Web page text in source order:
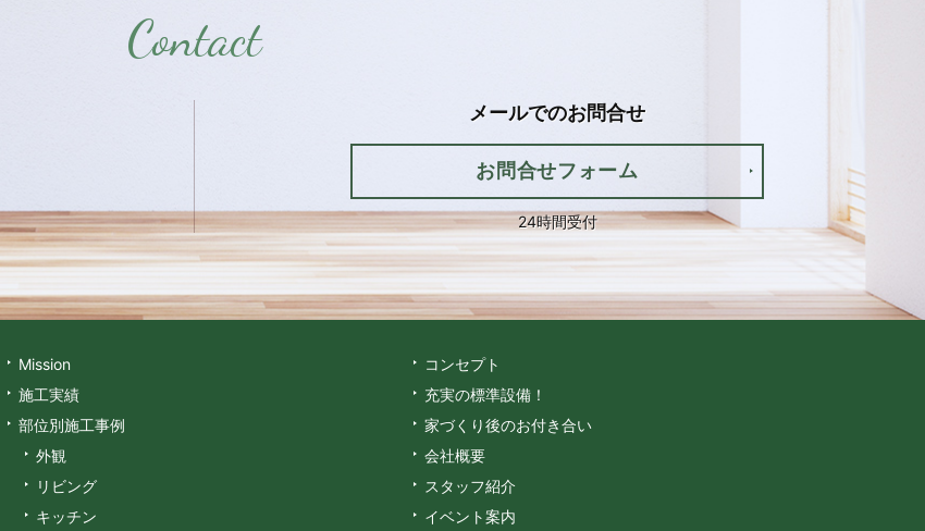
Contact
メールでのお問合せ
お問合せフォーム
24時間受付
Mission
施工実績
部位別施工事例
外観
リビング
キッチン
コンセプト
充実の標準設備！
家づくり後のお付き合い
会社概要
スタッフ紹介
イベント案内